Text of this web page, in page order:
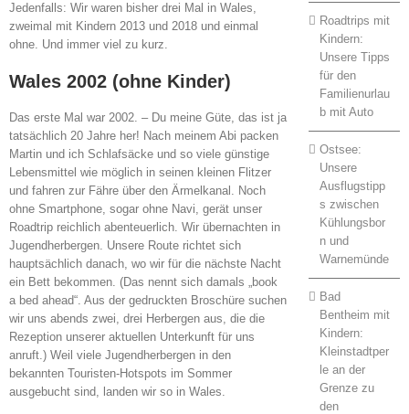
Jedenfalls: Wir waren bisher drei Mal in Wales,
zweimal mit Kindern 2013 und 2018 und einmal
ohne. Und immer viel zu kurz.
Wales 2002 (ohne Kinder)
Das erste Mal war 2002. – Du meine Güte, das ist ja
tatsächlich 20 Jahre her! Nach meinem Abi packen
Martin und ich Schlafsäcke und so viele günstige
Lebensmittel wie möglich in seinen kleinen Flitzer
und fahren zur Fähre über den Ärmelkanal. Noch
ohne Smartphone, sogar ohne Navi, gerät unser
Roadtrip reichlich abenteuerlich. Wir übernachten in
Jugendherbergen. Unsere Route richtet sich
hauptsächlich danach, wo wir für die nächste Nacht
ein Bett bekommen. (Das nennt sich damals „book
a bed ahead“. Aus der gedruckten Broschüre suchen
wir uns abends zwei, drei Herbergen aus, die die
Rezeption unserer aktuellen Unterkunft für uns
anruft.) Weil viele Jugendherbergen in den
bekannten Touristen-Hotspots im Sommer
ausgebucht sind, landen wir so in Wales.
Roadtrips mit
Kindern:
Unsere Tipps
für den
Familienurlau
b mit Auto
Ostsee:
Unsere
Ausflugstipp
s zwischen
Kühlungsbor
n und
Warnemünde
Bad
Bentheim mit
Kindern:
Kleinstadtper
le an der
Grenze zu
den